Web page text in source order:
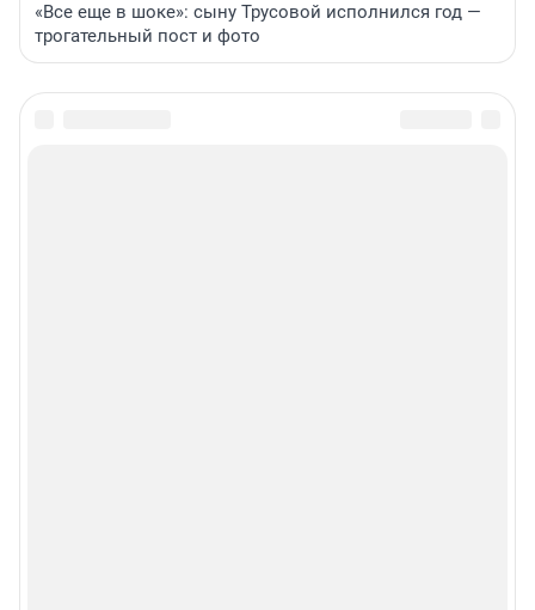
«Все еще в шоке»: сыну Трусовой исполнился год —
трогательный пост и фото